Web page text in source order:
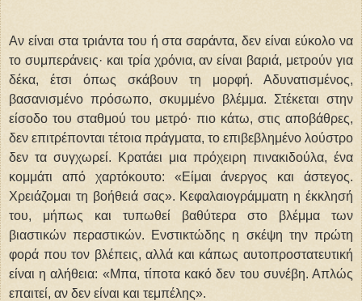
Αν είναι στα τριάντα του ή στα σαράντα, δεν είναι εύκολο να
το συμπεράνεις· και τρία χρόνια, αν είναι βαριά, μετρούν για
δέκα, έτσι όπως σκάβουν τη μορφή. Αδυνατισμένος,
βασανισμένο πρόσωπο, σκυμμένο βλέμμα. Στέκεται στην
είσοδο του σταθμού του μετρό· πιο κάτω, στις αποβάθρες,
δεν επιτρέπονται τέτοια πράγματα, το επιβεβλημένο λούστρο
δεν τα συγχωρεί. Κρατάει μια πρόχειρη πινακιδούλα, ένα
κομμάτι από χαρτόκουτο: «Είμαι άνεργος και άστεγος.
Χρειάζομαι τη βοήθειά σας». Κεφαλαιογράμματη η έκκλησή
του, μήπως και τυπωθεί βαθύτερα στο βλέμμα των
βιαστικών περαστικών. Ενστικτώδης η σκέψη την πρώτη
φορά που τον βλέπεις, αλλά και κάπως αυτοπροστατευτική
είναι η αλήθεια: «Μπα, τίποτα κακό δεν του συνέβη. Απλώς
επαιτεί, αν δεν είναι και τεμπέλης».